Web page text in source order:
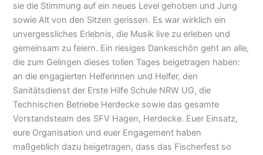
sie die Stimmung auf ein neues Level gehoben und Jung
sowie Alt von den Sitzen gerissen. Es war wirklich ein
unvergessliches Erlebnis, die Musik live zu erleben und
gemeinsam zu feiern. Ein riesiges Dankeschön geht an alle,
die zum Gelingen dieses tollen Tages beigetragen haben:
an die engagierten Helferinnen und Helfer, den
Sanitätsdienst der Erste Hilfe Schule NRW UG, die
Technischen Betriebe Herdecke sowie das gesamte
Vorstandsteam des SFV Hagen, Herdecke. Euer Einsatz,
eure Organisation und euer Engagement haben
maßgeblich dazu beigetragen, dass das Fischerfest so